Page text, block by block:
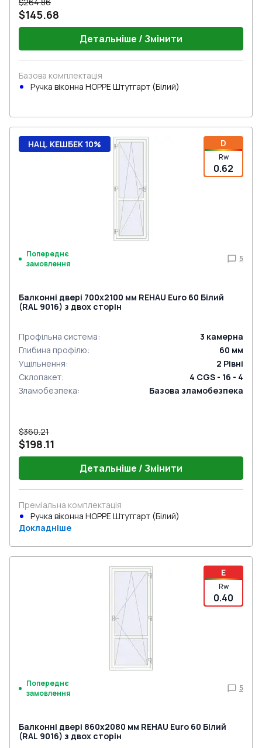
$145.68
Детальніше / Змінити
Базова комплектація
Ручка віконна HOPPE Штутгарт (Білий)
D
Rw
0.62
НАЦ. КЕШБЕК 10%
Попереднє
замовлення
5
Балконні двері 700x2100 мм REHAU Euro 60 Білий
(RAL 9016) з двох сторін
Профільна система: 3 камерна
Глибина профілю: 60 мм
Ущільнення: 2 Рівні
Склопакет:
4 CGS - 16 - 4
Зламобезпека: Базова зламобезпека
$360.21
$198.11
Детальніше / Змінити
Преміальна комплектація
Ручка віконна HOPPE Штутгарт (Білий)
Докладніше
E
Rw
0.40
Попереднє
замовлення
5
Балконні двері 860x2080 мм REHAU Euro 60 Білий
(RAL 9016) з двох сторін